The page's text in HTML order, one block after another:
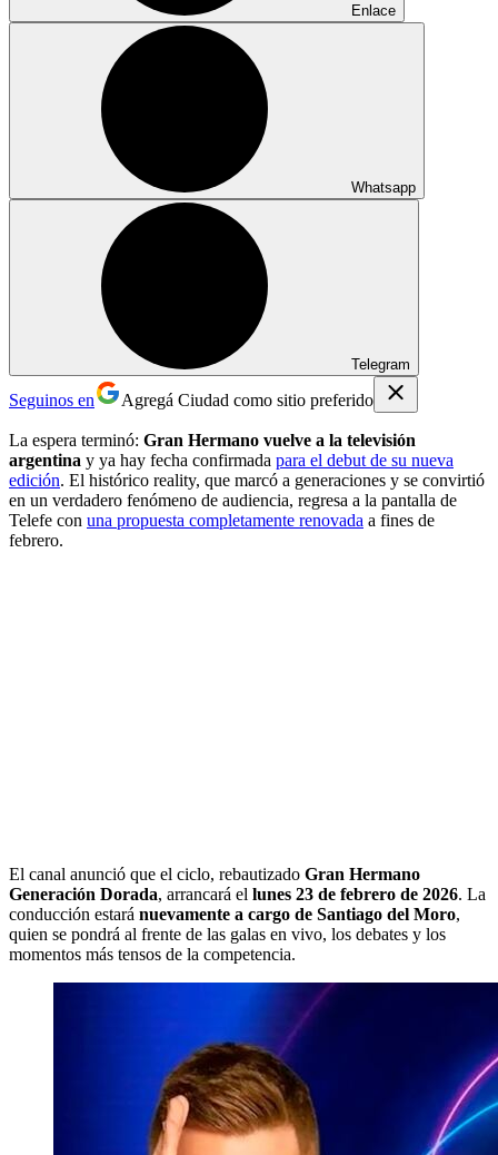
Enlace
Whatsapp
Telegram
Seguinos en Agregá Ciudad como sitio preferido
La espera terminó: Gran Hermano vuelve a la televisión
argentina y ya hay fecha confirmada para el debut de su nueva
edición. El histórico reality, que marcó a generaciones y se convirtió
en un verdadero fenómeno de audiencia, regresa a la pantalla de
Telefe con una propuesta completamente renovada a fines de
febrero.
El canal anunció que el ciclo, rebautizado Gran Hermano
Generación Dorada, arrancará el lunes 23 de febrero de 2026. La
conducción estará nuevamente a cargo de Santiago del Moro,
quien se pondrá al frente de las galas en vivo, los debates y los
momentos más tensos de la competencia.